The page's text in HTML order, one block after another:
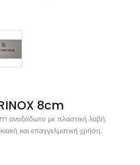
8cm
ανοξείδωτο με πλαστική λαβή.
και επαγγελματική χρήση.